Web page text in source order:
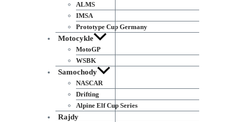
ALMS
IMSA
Prototype Cup Germany
Motocykle
MotoGP
WSBK
Samochody
NASCAR
Drifting
Alpine Elf Cup Series
Rajdy